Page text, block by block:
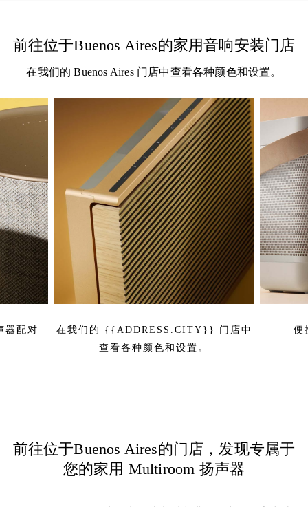
前往位于Buenos Aires的家用音响安装门店
在我们的 Buenos Aires 门店中查看各种颜色和设置。
器配对
在我们的 {{ADDRESS.CITY}} 门店中
查看各种颜色和设置。
便
前往位于Buenos Aires的门店，发现专属于
您的家用 Multiroom 扬声器